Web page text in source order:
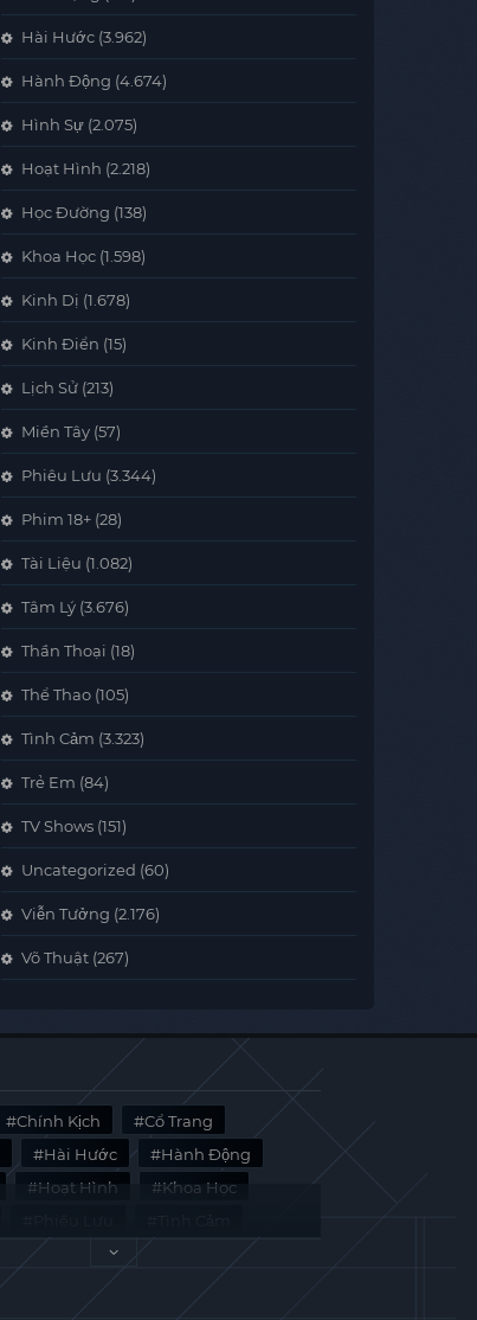
Hài Hước (3.962)
Hành Động (4.674)
Hình Sự (2.075)
Hoạt Hình (2.218)
Học Đường (138)
Khoa Học (1.598)
Kinh Dị (1.678)
Kinh Điển (15)
Lịch Sử (213)
Miền Tây (57)
Phiêu Lưu (3.344)
Phim 18+ (28)
Tài Liệu (1.082)
Tâm Lý (3.676)
Thần Thoại (18)
Thể Thao (105)
Tình Cảm (3.323)
Trẻ Em (84)
TV Shows (151)
Uncategorized (60)
Viễn Tưởng (2.176)
Võ Thuật (267)
Chính Kịch
Cổ Trang
Hài Hước
Hành Động
Hoạt Hình
Khoa Học
Tâm Lý Viễn Tưởng